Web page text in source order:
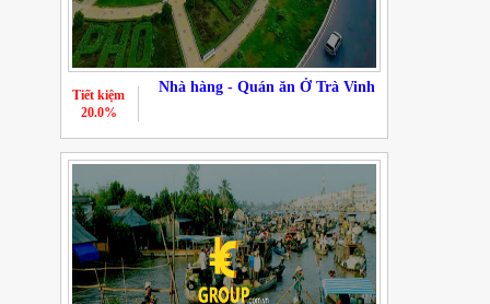
Nhà hàng - Quán ăn Ở Trà Vinh
Tiết kiệm
20.0%